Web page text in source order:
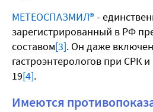
МЕТЕОСПАЗМИЛ®-
зарегистрированный в РФ
составом[3]. Он даже
гастроэнтерологов при СРК
19[4].
Имеются